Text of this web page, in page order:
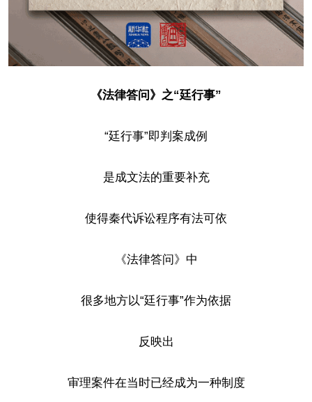
《法律答问》之“廷行事”
“廷行事”即判案成例
是成文法的重要补充
使得秦代诉讼程序有法可依
《法律答问》中
很多地方以“廷行事”作为依据
反映出
审理案件在当时已经成为一种制度